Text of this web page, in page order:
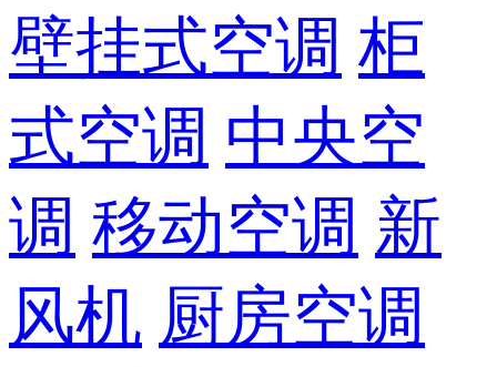
壁挂式空调 柜
式空调 中央空
调 移动空调 新
风机 厨房空调